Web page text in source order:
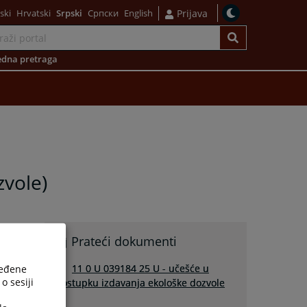
Hrvatski Srpski Српски English Prijava
pretraga
Prateći dokumenti
11 0 U 039184 25 U - učešće u
postupku izdavanja ekološke dozvole
sesiji